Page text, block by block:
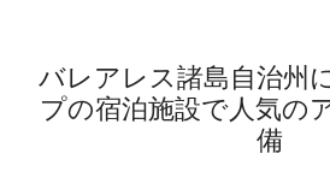
デッキ、バーベキューエリア、プー
ー、子供用プレイグラウンドがあり
す。動物と果樹。多くの有名なホッ
ポット、最も美しいビーチ、最高のレ
バレアレス諸島自治州
プの宿泊施設で人気の
備